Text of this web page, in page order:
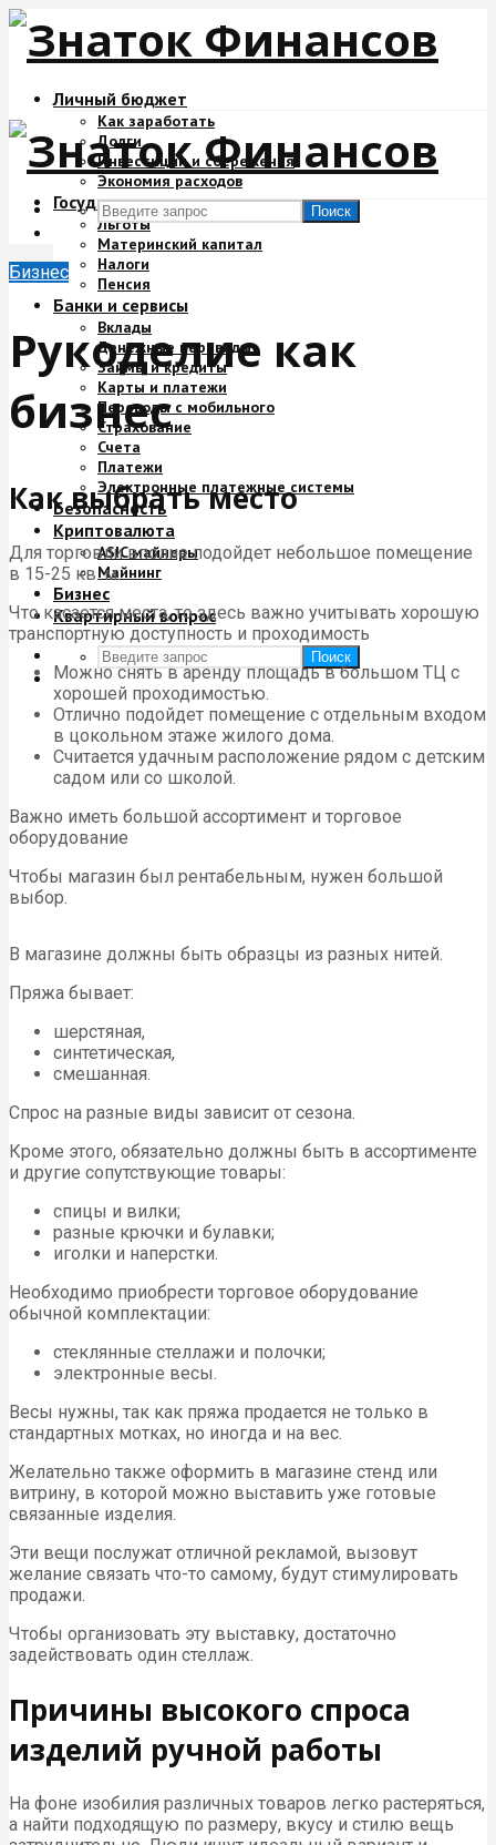
Личный бюджет
Как заработать
Долги
Инвестиции и сбережения
Экономия расходов
Государство и деньги
Льготы
Материнский капитал
Налоги
Пенсия
Банки и сервисы
Вклады
Денежные переводы
Займы и кредиты
Карты и платежи
Переводы с мобильного
Страхование
Счета
Платежи
Электронные платежные системы
Безопасность
Криптовалюта
ASIC майнеры
Майнинг
Бизнес
Квартирный вопрос
Поиск
Поиск
Бизнес
Рукоделие как
бизнес
Как выбрать место
Для торговли вполне подойдет небольшое помещение
в 15-25 кв. м.
Что касается места, то здесь важно учитывать хорошую
транспортную доступность и проходимость
Можно снять в аренду площадь в большом ТЦ с
хорошей проходимостью.
Отлично подойдет помещение с отдельным входом
в цокольном этаже жилого дома.
Считается удачным расположение рядом с детским
садом или со школой.
Важно иметь большой ассортимент и торговое
оборудование
Чтобы магазин был рентабельным, нужен большой
выбор.
В магазине должны быть образцы из разных нитей.
Пряжа бывает:
шерстяная,
синтетическая,
смешанная.
Спрос на разные виды зависит от сезона.
Кроме этого, обязательно должны быть в ассортименте
и другие сопутствующие товары:
спицы и вилки;
разные крючки и булавки;
иголки и наперстки.
Необходимо приобрести торговое оборудование
обычной комплектации:
стеклянные стеллажи и полочки;
электронные весы.
Весы нужны, так как пряжа продается не только в
стандартных мотках, но иногда и на вес.
Желательно также оформить в магазине стенд или
витрину, в которой можно выставить уже готовые
связанные изделия.
Эти вещи послужат отличной рекламой, вызовут
желание связать что-то самому, будут стимулировать
продажи.
Чтобы организовать эту выставку, достаточно
задействовать один стеллаж.
Причины высокого спроса
изделий ручной работы
На фоне изобилия различных товаров легко растеряться,
а найти подходящую по размеру, вкусу и стилю вещь